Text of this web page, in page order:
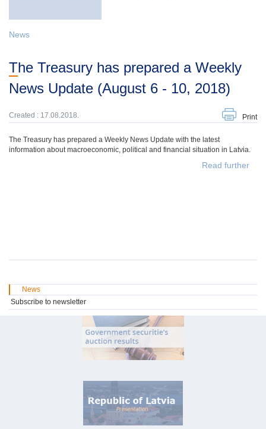
News
The Treasury has prepared a Weekly
News Update (August 6 - 10, 2018)
Created : 17.08.2018. Print
The Treasury has prepared a Weekly News Update with the latest
information about macroeconomic, political and financial situation in Latvia.
Read further
News
Subscribe to newsletter